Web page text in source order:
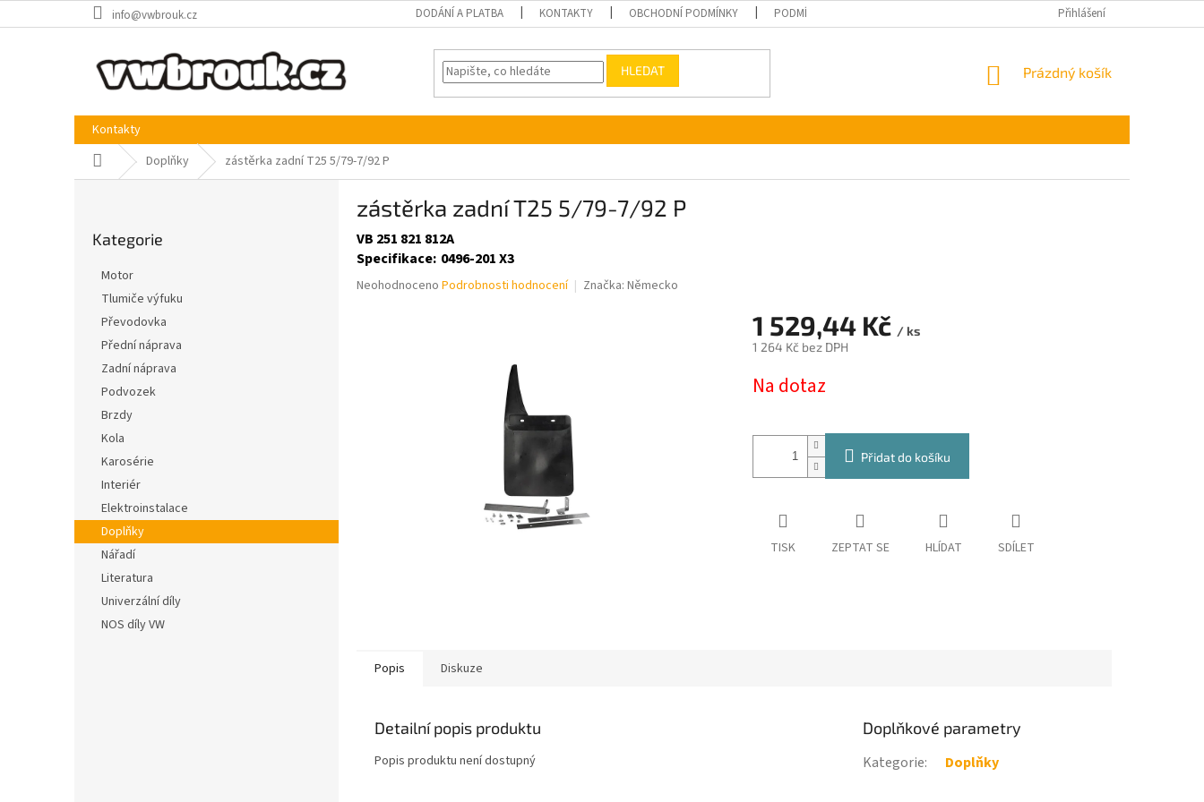
na
info@vwbrouk.cz DODÁNÍ A PLATBA KONTAKTY OBCHODNÍ PODMÍNKY PODMÍNKY OCHRANY OSOBNÍCH ÚDAJŮ Přihlášení
HLEDAT
NÁKUPNÍ
Prázdný košík
Kontakty
Domů Doplňky zástěrka zadní T25 5/79-7/92 P
kategorie
Kategorie
Motor
Tlumiče výfuku
Převodovka
Přední náprava
Zadní náprava
Podvozek
Brzdy
Kola
Karosérie
Interiér
Elektroinstalace
Doplňky
Nářadí
Literatura
Univerzální díly
NOS díly VW
zástěrka zadní T25 5/79-7/92 P
VB 251 821 812A
Specifikace: 0496-201 X3
Průměrné
Neohodnoceno Podrobnosti hodnocení Značka: Německo
1 529,44 Kč / ks
1 264 Kč bez DPH
cena:
Na dotaz
Přidat do košíku
TISK ZEPTAT SE HLÍDAT SDÍLET
Popis Diskuze
Detailní popis produktu
Popis produktu není dostupný
Doplňkové parametry
Kategorie: Doplňky